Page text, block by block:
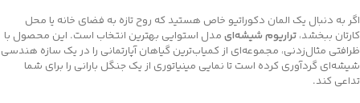
اگر به دنبال یک المان دکوراتیو خاص هستید که روح تازه به فضای خانه یا محل
کارتان ببخشد، تراریوم شیشه‌ای مدل استوایی بهترین انتخاب است. این محصول با
ظرافتی مثال‌زدنی، مجموعه‌ای از کمیاب‌ترین گیاهان آپارتمانی را در یک سازه هندسی
شیشه‌ای گردآوری کرده است تا نمایی مینیاتوری از یک جنگل بارانی را برای شما
تداعی کند.